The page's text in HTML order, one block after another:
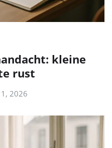
kleine
rust
2026